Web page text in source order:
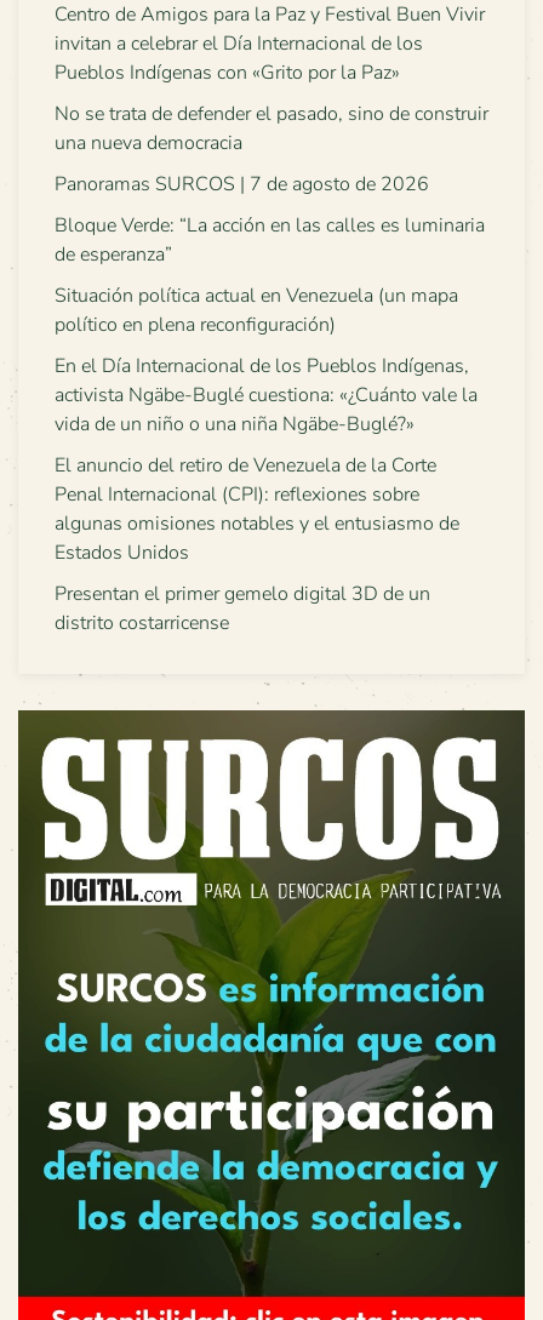
Centro de Amigos para la Paz y Festival Buen Vivir
invitan a celebrar el Día Internacional de los
Pueblos Indígenas con «Grito por la Paz»
No se trata de defender el pasado, sino de construir
una nueva democracia
Panoramas SURCOS | 7 de agosto de 2026
Bloque Verde: “La acción en las calles es luminaria
de esperanza”
Situación política actual en Venezuela (un mapa
político en plena reconfiguración)
En el Día Internacional de los Pueblos Indígenas,
activista Ngäbe-Buglé cuestiona: «¿Cuánto vale la
vida de un niño o una niña Ngäbe-Buglé?»
El anuncio del retiro de Venezuela de la Corte
Penal Internacional (CPI): reflexiones sobre
algunas omisiones notables y el entusiasmo de
Estados Unidos
Presentan el primer gemelo digital 3D de un
distrito costarricense